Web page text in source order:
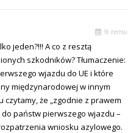
% temu
jeden?!!! A co z resztą
szkodników? Tłumaczenie:
wjazdu do UE i które
międzynarodowej w innym
czytamy, że „zgodnie z prawem
państw pierwszego wjazdu –
wniosku azylowego.